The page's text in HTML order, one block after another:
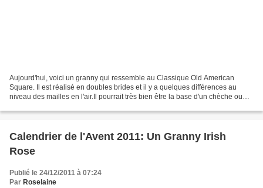
Aujourd'hui, voici un granny qui ressemble au Classique Old American
Square. Il est réalisé en doubles brides et il y a quelques différences au
niveau des mailles en l'air.Il pourrait très bien être la base d'un chèche ou
Calendrier de l'Avent 2011: Un Granny Irish
Rose
Publié le 24/12/2011 à 07:24
Par Roselaine